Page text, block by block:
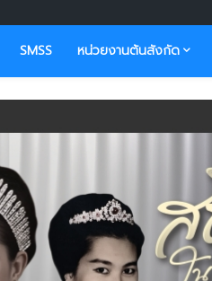
SMSS หน่วยงานต้นสังกัด